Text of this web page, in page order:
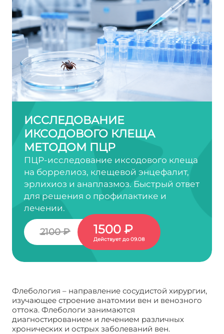
ИССЛЕДОВАНИЕ
ИКСОДОВОГО КЛЕЩА
МЕТОДОМ ПЦР
ПЦР-исследование иксодового клеща
на боррелиоз, клещевой энцефалит,
эрлихиоз и анаплазмоз. Быстрый ответ
для решения о профилактике и
лечении.
2100 ₽ 1500 ₽
Действует до 09.08
Флебология – направление сосудистой хирургии,
изучающее строение анатомии вен и венозного
оттока. Флебологи занимаются
диагностированием и лечением различных
хронических и острых заболеваний вен.